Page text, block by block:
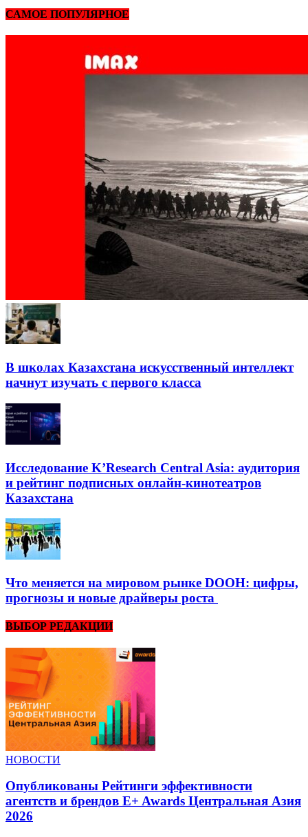
САМОЕ ПОПУЛЯРНОЕ
В школах Казахстана искусственный интеллект
начнут изучать с первого класса
Исследование K’Research Central Asia: аудитория
и рейтинг подписных онлайн-кинотеатров
Казахстана
Что меняется на мировом рынке DOOH: цифры,
прогнозы и новые драйверы роста
ВЫБОР РЕДАКЦИИ
НОВОСТИ
Опубликованы Рейтинги эффективности
агентств и брендов E+ Awards Центральная Азия
2026